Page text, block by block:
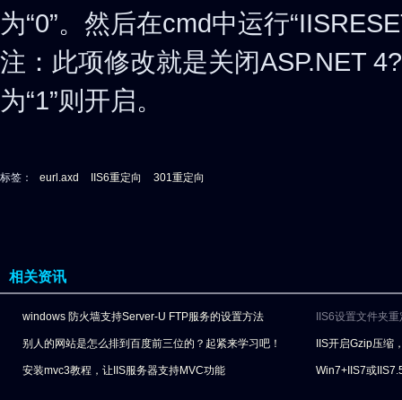
为“0”。然后在cmd中运行
注：此项修改就是关闭ASP.NET
为“1”则开启。
标签： eurl.axd IIS6重定向 301重定向
相关资讯
windows 防火墙支持Server-U FTP服务的设置方法 IIS6设置文件夹
误处理方法
别人的网站是怎么排到百度前三位的？起紧来学习吧！ IIS开启Gzip压缩
法如下
安装mvc3教程，让IIS服务器支持MVC功能 Win7+IIS7或